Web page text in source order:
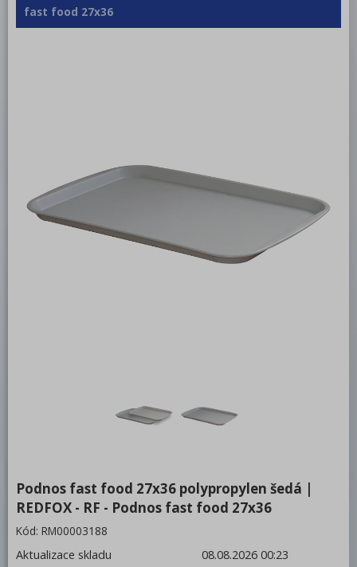
Šokery
Drop In - Monoblok
Bufety, drop-in, vitríny, výdejní vany a
vodní lázně
Nerezový program
Příprava masa a zeleniny
Pizza program
Konvektomaty
fast food 27x36
Podnos fast food 27x36 polypropylen šedá |
REDFOX - RF - Podnos fast food 27x36
Kód: RM00003188
Aktualizace skladu
08.08.2026 00:23